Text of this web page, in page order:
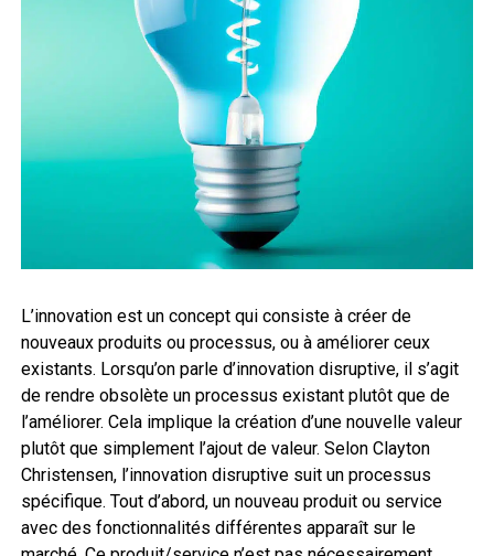
L’innovation est un concept qui consiste à créer de
nouveaux produits ou processus, ou à améliorer ceux
existants. Lorsqu’on parle d’innovation disruptive, il s’agit
de rendre obsolète un processus existant plutôt que de
l’améliorer. Cela implique la création d’une nouvelle valeur
plutôt que simplement l’ajout de valeur. Selon Clayton
Christensen, l’innovation disruptive suit un processus
spécifique. Tout d’abord, un nouveau produit ou service
avec des fonctionnalités différentes apparaît sur le